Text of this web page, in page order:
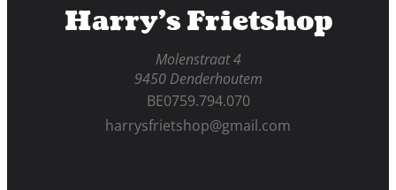
Harry's Frietshop
Molenstraat 4
9450 Denderhoutem
BE0759.794.070
harrysfrietshop@gmail.com